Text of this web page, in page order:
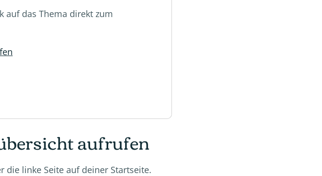
auf das Thema direkt zum
aufrufen
die linke Seite auf deiner Startseite.